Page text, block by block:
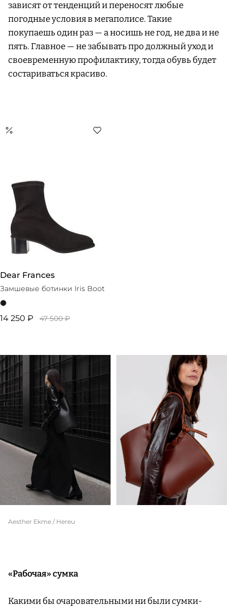
зависят от тенденций и переносят любые
погодные условия в мегаполисе. Такие
покупаешь один раз — а носишь не год, не два и не
пять. Главное — не забывать про должный уход и
своевременную профилактику, тогда обувь будет
состариваться красиво.
Dear Frances
Замшевые ботинки Iris Boot
14 250 ₽ 47 500 ₽
Aesther Ekme / Hereu
«Рабочая» сумка
Какими бы очаровательными ни были сумки-